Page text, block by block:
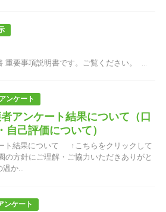
要事項説明書です。ご覧ください。 ...
ンケート
アンケート結果について（口
己評価について）
ト結果について ↑こちらをクリックして
方針にご理解・ご協力いただきありがと
か...
ンケート